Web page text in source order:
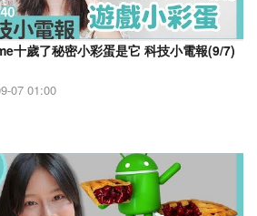
十歲了秘密小彩蛋是它 科技小電報(9/7)
07 01:00